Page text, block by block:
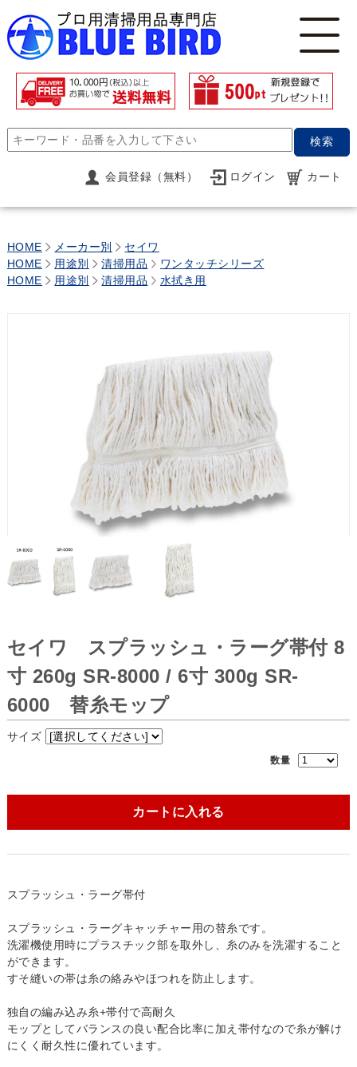
検索
会員登録（無料） ログイン カート
HOME メーカー別
セイワ
HOME
用途別 清掃用品
ワンタッチシリーズ
HOME
用途別 清掃用品 水拭き用
セイワ スプラッシュ・ラーグ帯付 8
寸 260g SR-8000 / 6寸 300g SR-
6000 替糸モップ
サイズ
数量
カートに入れる
スプラッシュ・ラーグ帯付
スプラッシュ・ラーグキャッチャー用の替糸です。
洗濯機使用時にプラスチック部を取外し、糸のみを洗濯すること
ができます。
すそ縫いの帯は糸の絡みやほつれを防止します。
独自の編み込み糸+帯付で高耐久
モップとしてバランスの良い配合比率に加え帯付なので糸が解け
にくく耐久性に優れています。